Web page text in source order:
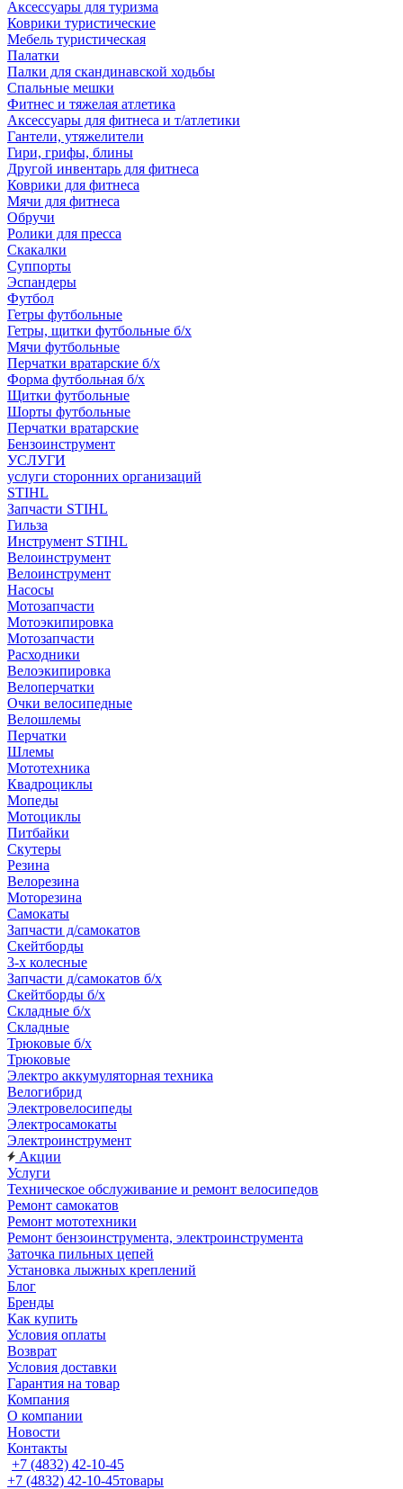
Аксессуары для туризма
Коврики туристические
Мебель туристическая
Палатки
Палки для скандинавской ходьбы
Спальные мешки
Фитнес и тяжелая атлетика
Аксессуары для фитнеса и т/атлетики
Гантели, утяжелители
Гири, грифы, блины
Другой инвентарь для фитнеса
Коврики для фитнеса
Мячи для фитнеса
Обручи
Ролики для пресса
Скакалки
Суппорты
Эспандеры
Футбол
Гетры футбольные
Гетры, щитки футбольные б/х
Мячи футбольные
Перчатки вратарские б/х
Форма футбольная б/х
Щитки футбольные
Шорты футбольные
Перчатки вратарские
Бензоинструмент
УСЛУГИ
услуги сторонних организаций
STIHL
Запчасти STIHL
Гильза
Инструмент STIHL
Велоинструмент
Велоинструмент
Насосы
Мотозапчасти
Мотоэкипировка
Мотозапчасти
Расходники
Велоэкипировка
Велоперчатки
Очки велосипедные
Велошлемы
Перчатки
Шлемы
Мототехника
Квадроциклы
Мопеды
Мотоциклы
Питбайки
Скутеры
Резина
Велорезина
Моторезина
Самокаты
Запчасти д/самокатов
Скейтборды
3-х колесные
Запчасти д/самокатов б/х
Скейтборды б/х
Складные б/х
Складные
Трюковые б/х
Трюковые
Электро аккумуляторная техника
Велогибрид
Электровелосипеды
Электросамокаты
Электроинструмент
Акции
Услуги
Техническое обслуживание и ремонт велосипедов
Ремонт самокатов
Ремонт мототехники
Ремонт бензоинструмента, электроинструмента
Заточка пильных цепей
Установка лыжных креплений
Блог
Бренды
Как купить
Условия оплаты
Возврат
Условия доставки
Гарантия на товар
Компания
О компании
Новости
Контакты
+7 (4832) 42-10-45
+7 (4832) 42-10-45товары